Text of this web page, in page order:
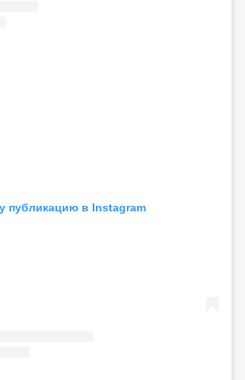
публикацию в Instagram